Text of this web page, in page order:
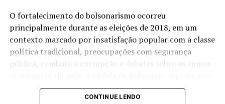
O fortalecimento do bolsonarismo ocorreu
principalmente durante as eleições de 2018, em um
contexto marcado por insatisfação popular com a classe
política tradicional, preocupações com segurança
pública, combate à corrupção e debates sobre os rumos
uma mudança significativa no cenário político
brasileiro, impulsionando pautas conservadoras e
CONTINUE LENDO